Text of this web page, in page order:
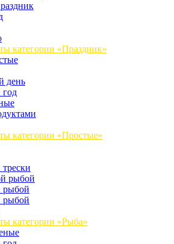
категории «Праздник»
день
категории «Простые»
рыбой
рыбой
рыбой
категории «Рыба»